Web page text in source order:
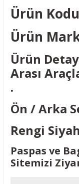
Ürün
Ürün
Ürün
Arası
.
Ön / Arka
Rengi
Paspas ve
Sitemizi